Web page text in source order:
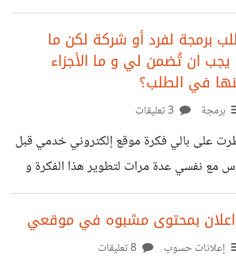
برمجة لفرد أو شركة لكن ما
ان تُضمن لي و ما الأجزاء
في الطلب؟
برمجة
على بالي فكرة موقع إلكتروني خدمي قبل
مع نفسي عدة مرات لتطوير هذا الفكرة و
لها الأن اريد تقديم طلب برمجة فهل
ما ؟ أو فرد ما؟ و لدي بعض الإستفسارات
الإجابة عنها: ما النقاط الأساسية التي
بمحتوى مشبوه في موقعي
إعلانات حسوب